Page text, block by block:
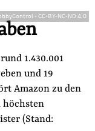
-CC-BY-NC-ND 4.0
1.430.001
und 19
Amazon zu den
höchsten
(Stand: